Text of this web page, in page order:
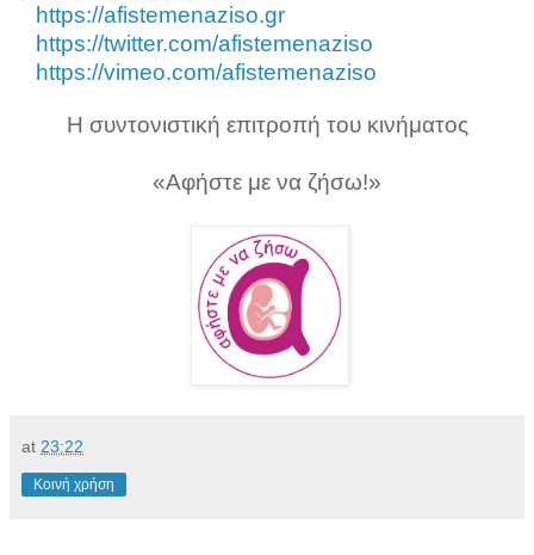
https://afistemenaziso.gr
https://twitter.com/afistemenaziso
https://vimeo.com/afistemenaziso
Η συντονιστική επιτροπή του κινήματος
«Αφήστε με να ζήσω!»
at 23:22
Κοινή χρήση